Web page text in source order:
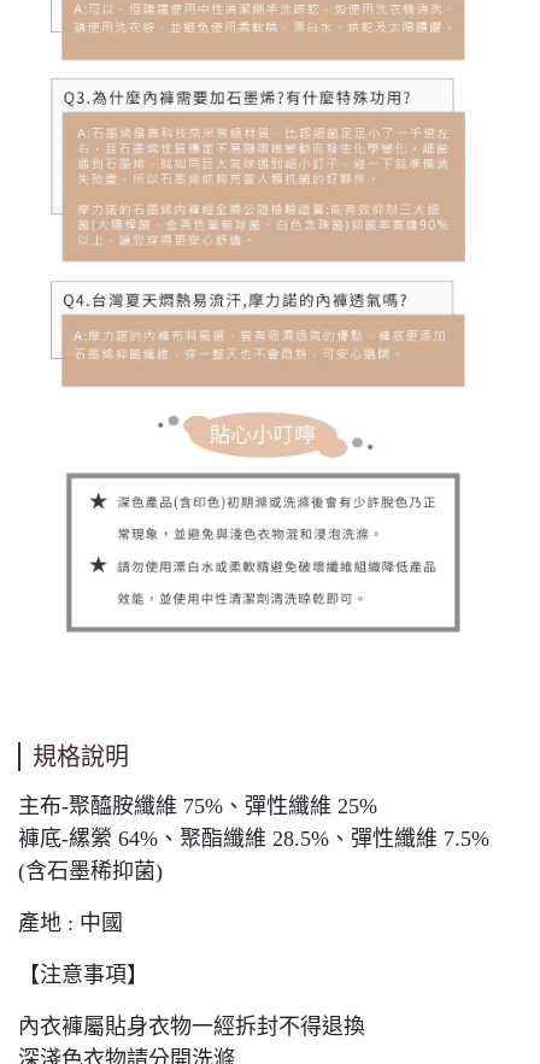
規格說明
主布-聚醯胺纖維 75%、彈性纖維 25%
褲底-縲縈 64%、聚酯纖維 28.5%、彈性纖維 7.5%
(含石墨稀抑菌)
產地 : 中國
【注意事項】
內衣褲屬貼身衣物一經拆封不得退換